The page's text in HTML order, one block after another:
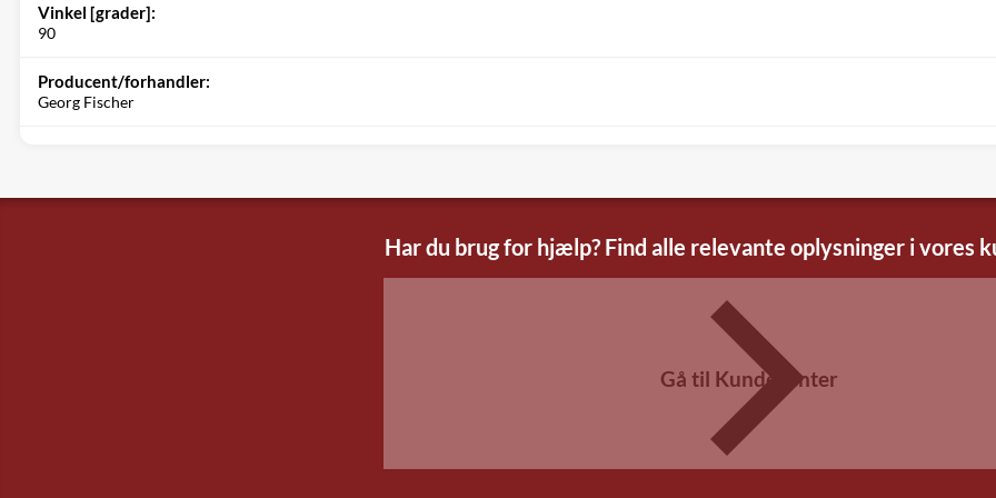
Vinkel [grader]:
90
Producent/forhandler:
Georg Fischer
Har du brug for hjælp? Find alle relevante oplysninger i vores
Gå til Kundecenter